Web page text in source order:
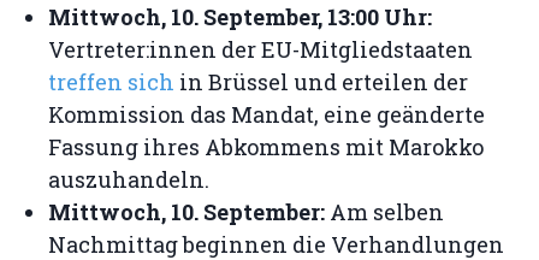
Mittwoch, 10. September, 13:00 Uhr:
Vertreter:innen der EU-Mitgliedstaaten
treffen sich in Brüssel und erteilen der
Kommission das Mandat, eine geänderte
Fassung ihres Abkommens mit Marokko
auszuhandeln.
Mittwoch, 10. September: Am selben
Nachmittag beginnen die Verhandlungen